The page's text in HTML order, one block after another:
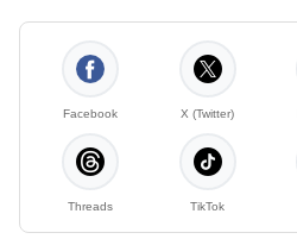
Facebook X (Twitter)
Threads TikTok